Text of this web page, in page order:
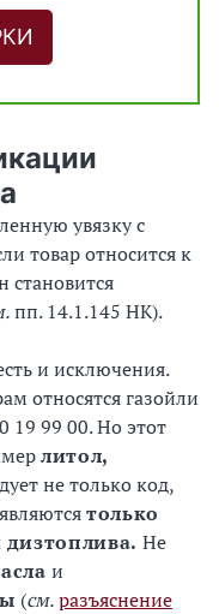
увязку с
товар относится к
становится
пп. 14.1.145 НК).
и исключения.
относятся газойли
19 99 00. Но этот
литол,
не только код,
только
дизтоплива. Не
и
(см.разъяснение